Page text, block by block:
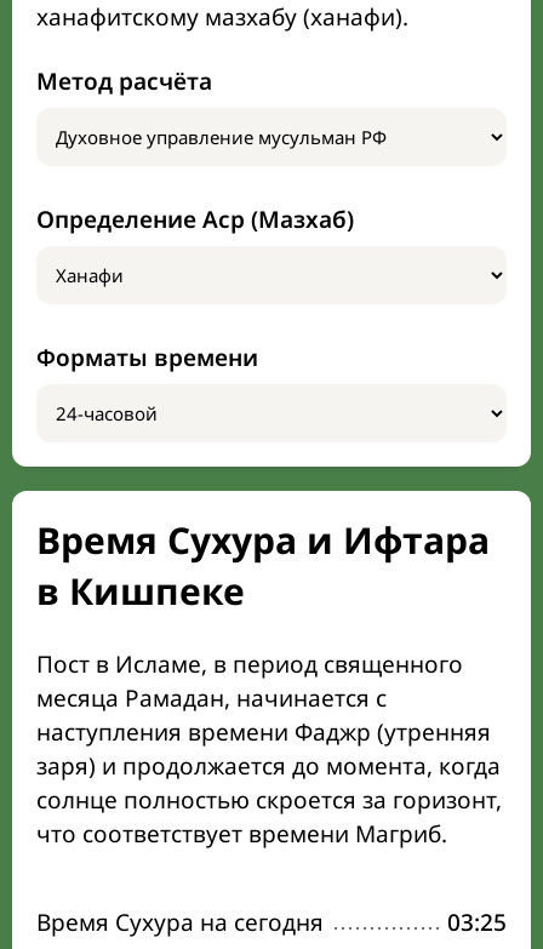
ханафитскому мазхабу (ханафи).
Метод расчёта
Определение Аср (Мазхаб)
Форматы времени
Время Сухура и Ифтара
в Кишпеке
Пост в Исламе, в период священного
месяца Рамадан, начинается с
наступления времени Фаджр (утренняя
заря) и продолжается до момента, когда
солнце полностью скроется за горизонт,
что соответствует времени Магриб.
Время Сухура на сегодня 03:25